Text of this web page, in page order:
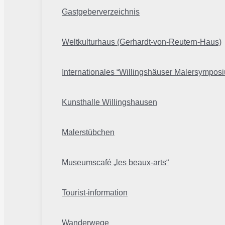
Gastgeberverzeichnis
Weltkulturhaus (Gerhardt-von-Reutern-Haus)
Internationales “Willingshäuser
Kunsthalle Willingshausen
Malerstübchen
Museumscafé „les beaux-arts“
Tourist-information
Wanderwege